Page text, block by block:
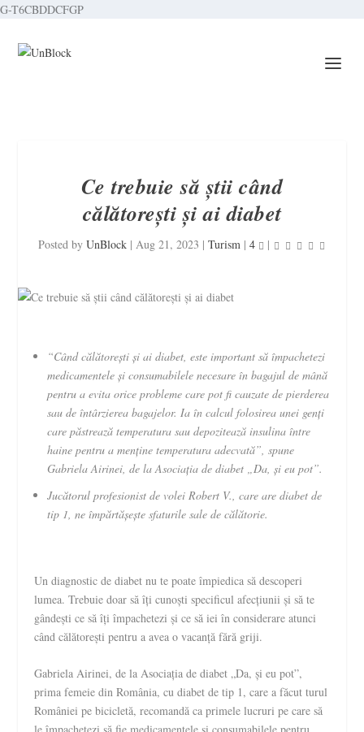
G-T6CBDDCFGP
Ce trebuie să știi când
călătorești și ai diabet
Posted by UnBlock| Aug 21, 2023 | Turism| 4 |
“Când călătoreștiși aidiabet, este important să împachetezi
medicamentele și consumabilele necesare în bagajul de mână
pentru a evita orice probleme care pot fi cauzate de pierderea
sau de întârzierea bagajelor. Ia în calcul folosirea unei genți
care păstrează temperatura sau depozitează insulina între
haine pentru a menține temperatura adecvată”, spune
Gabriela Airinei, de laAsociația de diabet „Da, și eu pot”.
Jucătorul profesionist de volei Robert V., care are diabet de
tip 1, ne împărtășește sfaturile sale de călătorie.
Un diagnostic de diabet nu te poate împiedica să descoperi
lumea. Trebuie doar să îți cunoști specificul afecțiunii și să te
gândești ce să îți împachetezi și ce să iei în considerare atunci
când călătorești pentru a avea o vacanță fără griji.
Gabriela Airinei, de la Asociația de diabet „Da, și eu pot”,
prima femeie din România, cu diabet de tip 1, care a făcut turul
României pe bicicletă, recomandă ca primele lucruri pe care să